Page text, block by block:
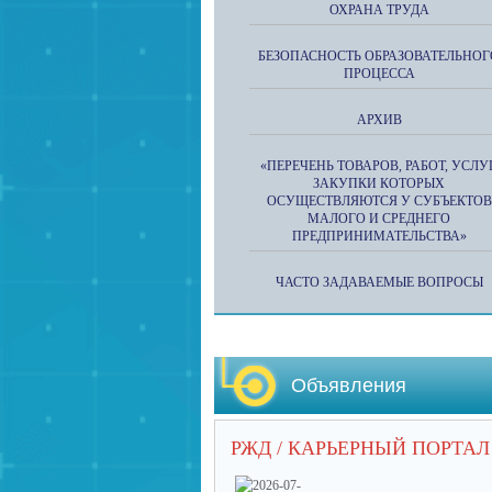
ОХРАНА ТРУДА
БЕЗОПАСНОСТЬ
ПРОЦЕССА
АРХИВ
«ПЕРЕЧЕНЬ ТОВАРОВ, РАБОТ,
ЗАКУПКИ КОТОРЫХ
ОСУЩЕСТВЛЯЮТСЯ У СУБЪЕКТОВ
МАЛОГО И СРЕДНЕГО
ПРЕДПРИНИМАТЕЛЬСТВА»
ЧАСТО ЗАДАВАЕМЫЕ ВОПРОСЫ
Объявления
РЖД / КАРЬЕРНЫЙ ПОРТАЛ